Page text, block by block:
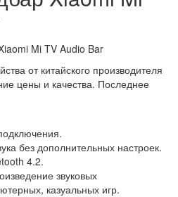
от китайского производителя
цены и качества. Последнее
без дополнительных настроек.
4.2.
звуковых
казуальных игр.